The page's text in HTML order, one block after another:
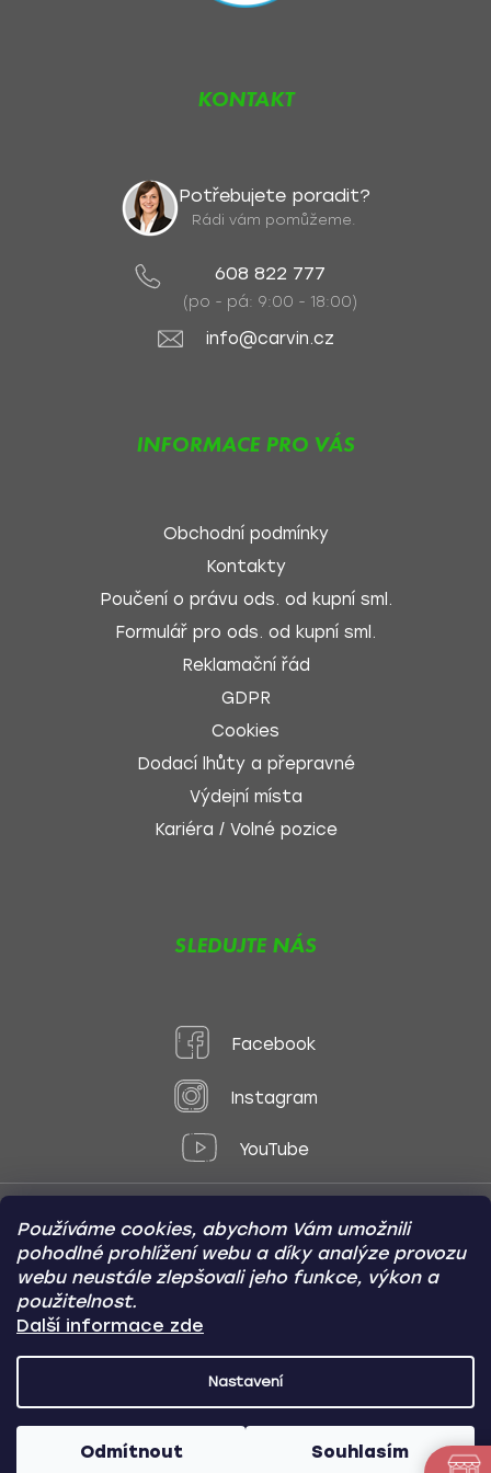
Používáme cookies, abychom Vám umožnili
pohodlné prohlížení webu a díky analýze provozu
webu neustále zlepšovali jeho funkce, výkon a
použitelnost.
Další informace zde
Nastavení
Odmítnout Souhlasím
KONTAKT
Potřebujete poradit?
Rádi vám pomůžeme.
608 822 777
(po - pá: 9:00 - 18:00)
info@carvin.cz
INFORMACE PRO VÁS
Obchodní podmínky
Kontakty
Poučení o právu ods. od kupní sml.
Formulář pro ods. od kupní sml.
Reklamační řád
GDPR
Cookies
Dodací lhůty a přepravné
Výdejní místa
Kariéra / Volné pozice
SLEDUJTE NÁS
Facebook
Instagram
YouTube
Způsoby platby:
Online
Převod
Dobírka
Copyright (c) 2012 -2026 CARVIN AUTODOPLŇKY- Všechna
Nakódoval Pavel Kuneš